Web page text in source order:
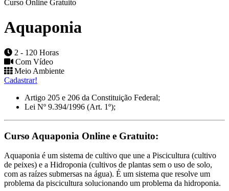
Curso Online Gratuito
Aquaponia
2 - 120 Horas
Com Vídeo
Meio Ambiente
Cadastrar!
Artigo 205 e 206 da Constituição Federal;
Lei Nº 9.394/1996 (Art. 1º);
Curso Aquaponia Online e Gratuito:
Aquaponia é um sistema de cultivo que une a Piscicultura (cultivo
de peixes) e a Hidroponia (cultivos de plantas sem o uso de solo,
com as raízes submersas na água). É um sistema que resolve um
problema da piscicultura solucionando um problema da hidroponia.